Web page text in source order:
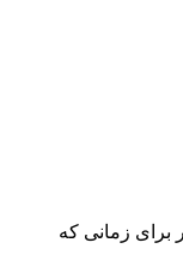
برای زمانی که